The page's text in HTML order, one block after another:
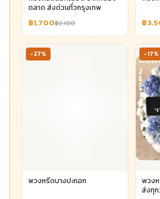
ตลาด ส่งด่วนทั่วกรุงเทพ
฿1,700฿2,100 ฿
-27%
พวงหรีดบางปะกอก
-17%
พวงห
ส่งทุ